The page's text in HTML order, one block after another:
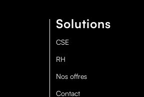
Solutions
CSE
RH
Nos offres
Contact